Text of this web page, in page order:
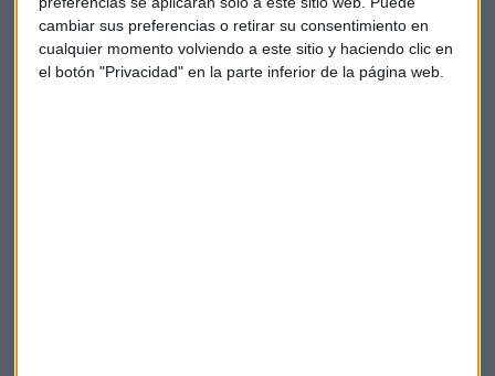
cambiar sus preferencias o retirar su consentimiento en
cualquier momento volviendo a este sitio y haciendo clic en
el botón "Privacidad" en la parte inferior de la página web.
mejor servicio posible y mantener la "referencia del
mercado".